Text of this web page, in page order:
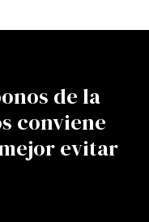
de la
conviene
evitar